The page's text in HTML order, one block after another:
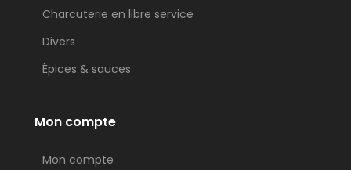
Charcuterie en libre service
Divers
Épices & sauces
Mon compte
Mon compte